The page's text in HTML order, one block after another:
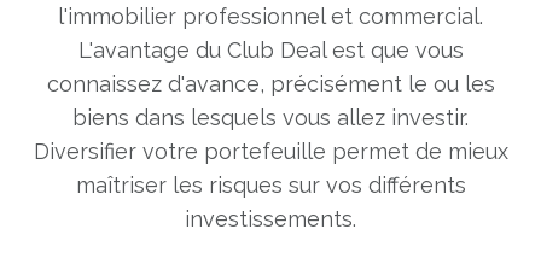
l'immobilier professionnel et commercial.
L'avantage du Club Deal est que vous
connaissez d'avance, précisément le ou les
biens dans lesquels vous allez investir.
Diversifier votre portefeuille permet de mieux
maîtriser les risques sur vos différents
investissements.